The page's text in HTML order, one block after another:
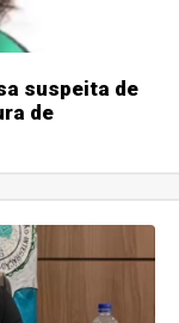
suspeita de
de